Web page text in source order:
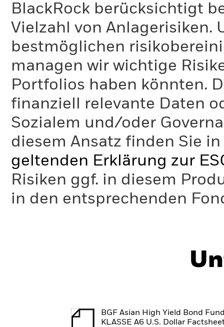
BlackRock berücksichtigt
Vielzahl von Anlagerisiken.
bestmöglichen
managen wir wichtige
Portfolios haben könnten.
finanziell relevante Daten
Sozialem und/oder
diesem Ansatz finden Sie
geltenden Erklärung zur
Risiken ggf. in diesem
in den entsprechenden
BGF Asian High Yield Bond
KLASSE A6 U.S. Dollar